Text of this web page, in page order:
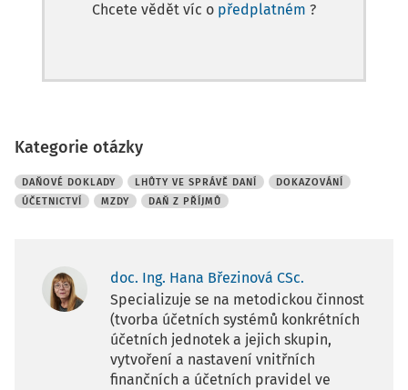
Chcete vědět víc o předplatném ?
Kategorie otázky
DAŇOVÉ DOKLADY LHŮTY VE SPRÁVĚ DANÍ
DOKAZOVÁNÍ
ÚČETNICTVÍ
MZDY DAŇ Z PŘÍJMŮ
doc. Ing. Hana Březinová CSc.
Specializuje se na metodickou činnost
(tvorba účetních systémů konkrétních
účetních jednotek a jejich skupin,
vytvoření a nastavení vnitřních
finančních a účetních pravidel ve